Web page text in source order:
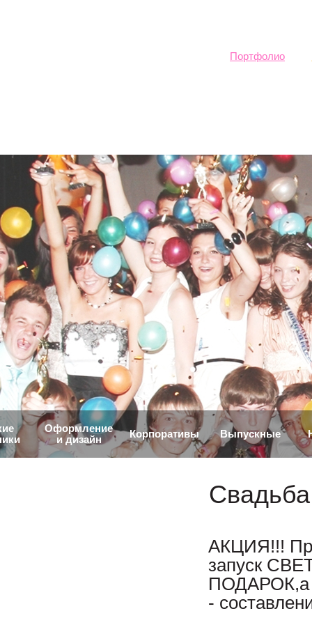
Портфолио
Оформление
и дизайн
Корпоративы Выпускные
АКЦИЯ!!!
запуск
ПОДАРОК,а
-